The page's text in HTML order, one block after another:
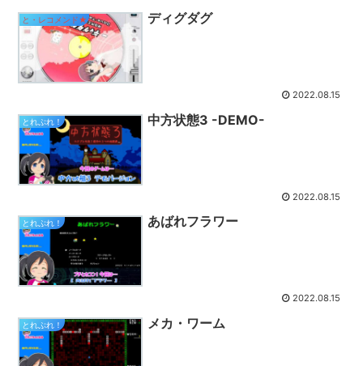
と・レコメンド★ ディグダグ
2022.08.15
とれぷれ！ 中方状態3 -DEMO-
2022.08.15
とれぷれ！ あばれフラワー
2022.08.15
とれぷれ！ メカ・ワーム